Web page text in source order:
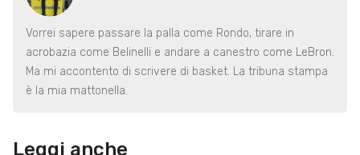
Vorrei sapere passare la palla come Rondo, tirare in
acrobazia come Belinelli e andare a canestro come LeBron.
Ma mi accontento di scrivere di basket. La tribuna stampa
è la mia mattonella.
Leggi anche